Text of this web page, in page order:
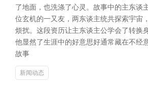
了地面，也洗涤了心灵。故事中的主东谈
位玄机的一又友，两东谈主统共探索宇宙
烦扰。这段资历让主东谈主公学会了转换
他显然了生涯中的好意思好通常藏在不经
故事
新闻动态